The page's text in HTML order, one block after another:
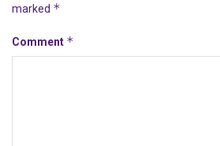
marked *
Comment *